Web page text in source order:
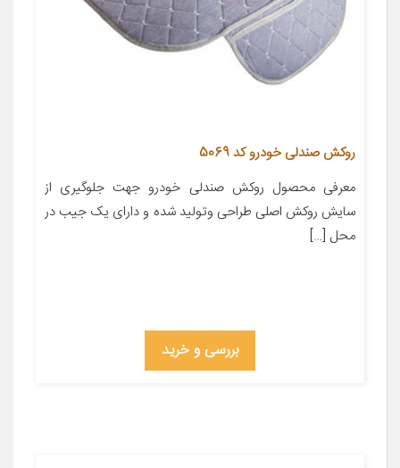
روکش صندلی خودرو کد 5069
معرفی محصول روکش صندلی خودرو جهت جلوگیری از
سایش روکش اصلی طراحی وتولید شده و دارای یک جیب در
محل […]
بررسی و خرید